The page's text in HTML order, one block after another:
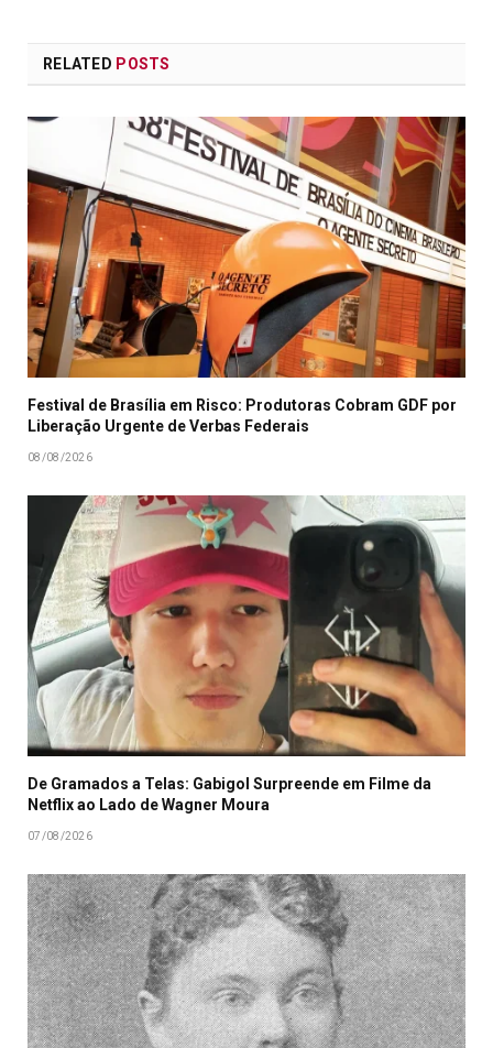
RELATED POSTS
Festival de Brasília em Risco: Produtoras Cobram GDF por
Liberação Urgente de Verbas Federais
08/08/2026
De Gramados a Telas: Gabigol Surpreende em Filme da
Netflix ao Lado de Wagner Moura
07/08/2026